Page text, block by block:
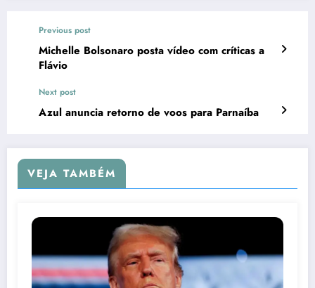
Previous post
Michelle Bolsonaro posta vídeo com críticas a
Flávio
Next post
Azul anuncia retorno de voos para Parnaíba
VEJA TAMBÉM